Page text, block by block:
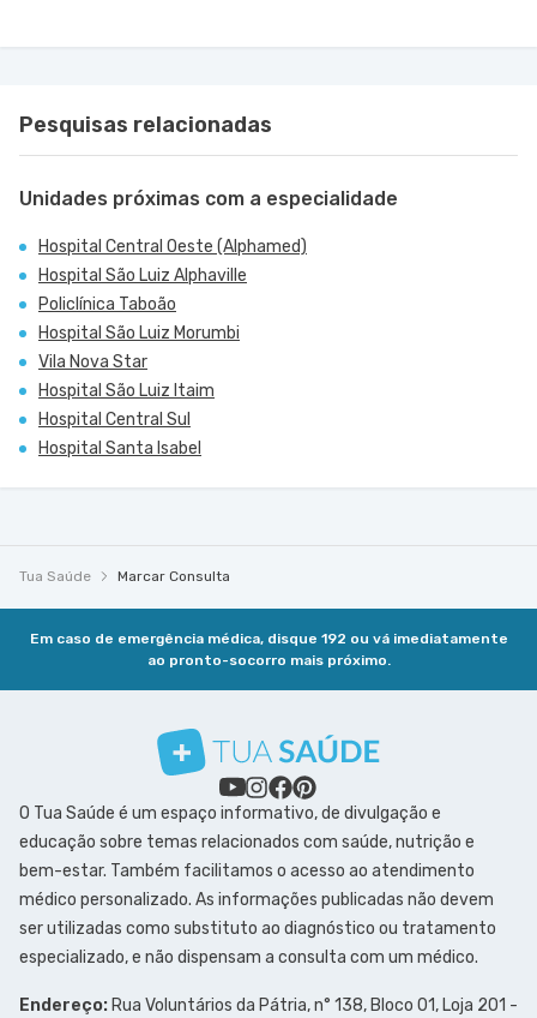
Pesquisas relacionadas
Unidades próximas com a especialidade
Hospital Central Oeste (Alphamed)
Hospital São Luiz Alphaville
Policlínica Taboão
Hospital São Luiz Morumbi
Vila Nova Star
Hospital São Luiz Itaim
Hospital Central Sul
Hospital Santa Isabel
Tua Saúde Marcar Consulta
Em caso de emergência médica, disque 192 ou vá imediatamente
ao pronto-socorro mais próximo.
O Tua Saúde é um espaço informativo, de divulgação e
educação sobre temas relacionados com saúde, nutrição e
bem-estar. Também facilitamos o acesso ao atendimento
médico personalizado. As informações publicadas não devem
ser utilizadas como substituto ao diagnóstico ou tratamento
especializado, e não dispensam a consulta com um médico.
Endereço: Rua Voluntários da Pátria, n° 138, Bloco 01, Loja 201 -